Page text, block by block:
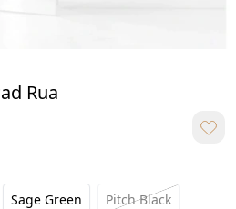
Rua
Sage Green Pitch Black